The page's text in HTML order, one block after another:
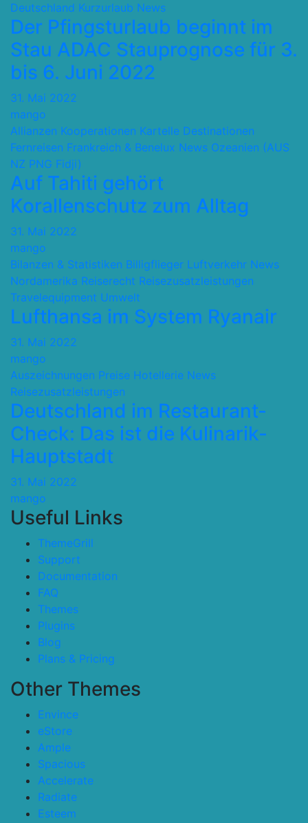
Deutschland Kurzurlaub News
Der Pfingsturlaub beginnt im
Stau ADAC Stauprognose für 3.
bis 6. Juni 2022
31. Mai 2022
mango
Allianzen Kooperationen Kartelle Destinationen
Fernreisen Frankreich & Benelux News Ozeanien (AUS
NZ PNG Fidji)
Auf Tahiti gehört
Korallenschutz zum Alltag
31. Mai 2022
mango
Bilanzen & Statistiken Billigflieger Luftverkehr News
Nordamerika Reiserecht Reisezusatzleistungen
Travelequipment Umwelt
Lufthansa im System Ryanair
31. Mai 2022
mango
Auszeichnungen Preise Hotellerie News
Reisezusatzleistungen
Deutschland im Restaurant-
Check: Das ist die Kulinarik-
Hauptstadt
31. Mai 2022
mango
Useful Links
ThemeGrill
Support
Documentation
FAQ
Themes
Plugins
Blog
Plans & Pricing
Other Themes
Envince
eStore
Ample
Spacious
Accelerate
Radiate
Esteem